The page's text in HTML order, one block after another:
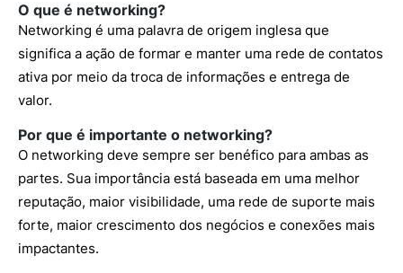
O que é networking?
Networking é uma palavra de origem inglesa que
significa a ação de formar e manter uma rede de contatos
ativa por meio da troca de informações e entrega de
valor.
Por que é importante o networking?
O networking deve sempre ser benéfico para ambas as
partes. Sua importância está baseada em uma melhor
reputação, maior visibilidade, uma rede de suporte mais
forte, maior crescimento dos negócios e conexões mais
impactantes.